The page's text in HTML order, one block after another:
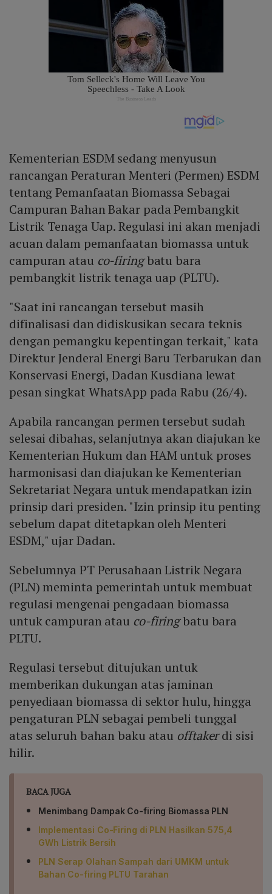
Kementerian ESDM sedang menyusun
rancangan Peraturan Menteri (Permen) ESDM
tentang Pemanfaatan Biomassa Sebagai
Campuran Bahan Bakar pada Pembangkit
Listrik Tenaga Uap. Regulasi ini akan menjadi
acuan dalam pemanfaatan biomassa untuk
campuran atau co-firingbatu bara
pembangkit listrik tenaga uap (PLTU).
"Saat ini rancangan tersebut masih
difinalisasi dan didiskusikan secara teknis
dengan pemangku kepentingan terkait," kata
Direktur Jenderal Energi Baru Terbarukan dan
Konservasi Energi, Dadan Kusdiana lewat
pesan singkat WhatsApp pada Rabu (26/4).
Apabila rancangan permen tersebut sudah
selesai dibahas, selanjutnya akan diajukan ke
Kementerian Hukum dan HAM untuk proses
harmonisasi dan diajukan ke Kementerian
Sekretariat Negara untuk mendapatkan izin
prinsip dari presiden. "Izin prinsip itu penting
sebelum dapat ditetapkan oleh Menteri
ESDM," ujar Dadan.
Sebelumnya PT Perusahaan Listrik Negara
(PLN) meminta pemerintah untuk membuat
regulasi mengenai pengadaan biomassa
untuk campuran atau co-firingbatu bara
PLTU.
Regulasi tersebut ditujukan untuk
memberikan dukungan atas jaminan
penyediaan biomassa di sektor hulu, hingga
pengaturan PLN sebagai pembeli tunggal
atas seluruh bahan baku atau offtakerdi sisi
hilir.
BACA JUGA
Menimbang Dampak Co-firing Biomassa PLN
Implementasi Co-Firing di PLN Hasilkan 575,4
GWh Listrik Bersih
PLN Serap Olahan Sampah dari UMKM untuk
Bahan Co-firing PLTU Tarahan